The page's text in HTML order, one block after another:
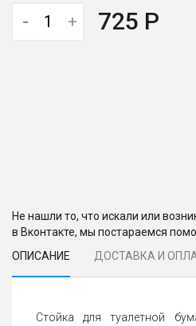
- + 725 Р
Не нашли то, что искали или
в Вконтакте, мы постараемся
ОПИСАНИЕ
ДОСТАВКА И
Стойка для туалетной